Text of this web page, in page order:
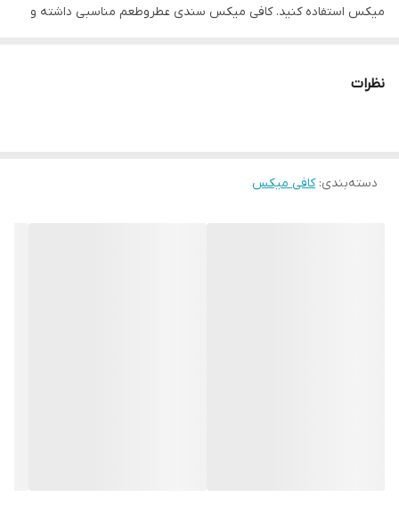
میکس استفاده کنید. کافی میکس سندی عطروطعم مناسبی داشته و
ارمغان میاورد.
نظرات
دسته‌بندی:کافی میکس